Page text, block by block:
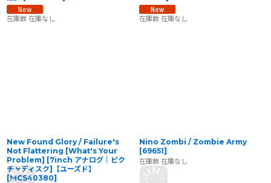
在庫数 在庫なし 在庫数 在庫なし
New Found Glory / Failure's
Not Flattering [What's Your
Problem] [7inch アナログ｜ピク
チャディスク]【ユーズド】
[MCS40380]
Nino Zombi / Zombie Army
[69651]
在庫数 在庫なし